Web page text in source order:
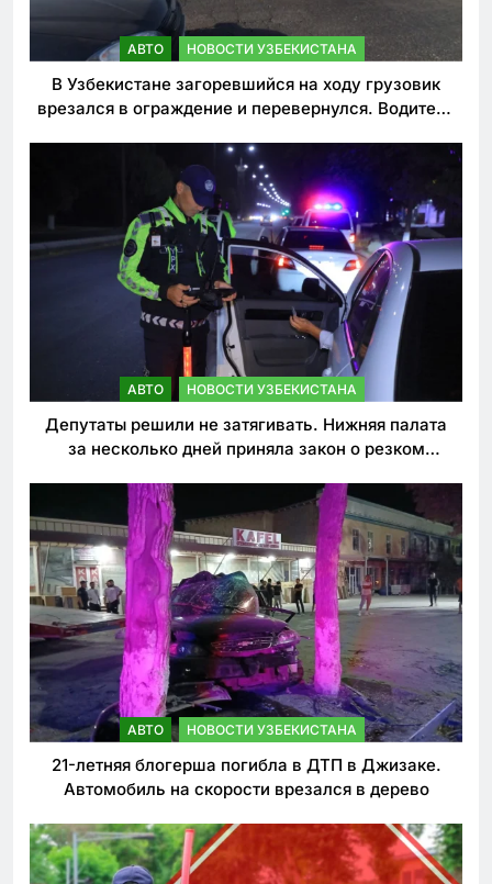
АВТО НОВОСТИ УЗБЕКИСТАНА
В Узбекистане загоревшийся на ходу грузовик
врезался в ограждение и перевернулся. Водитель
АВТО НОВОСТИ УЗБЕКИСТАНА
Депутаты решили не затягивать. Нижняя палата
за несколько дней приняла закон о резком
АВТО НОВОСТИ УЗБЕКИСТАНА
21-летняя блогерша погибла в ДТП в Джизаке.
Автомобиль на скорости врезался в дерево